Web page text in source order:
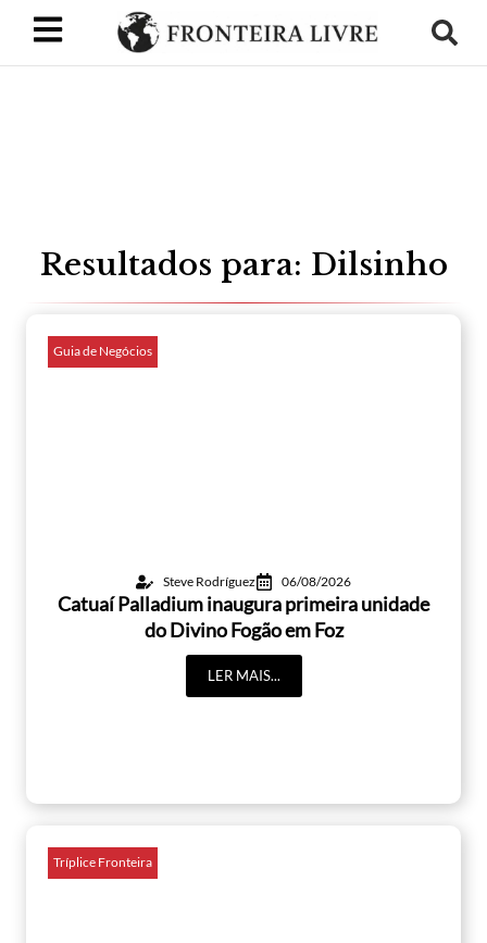
Resultados para: Dilsinho
Guia de Negócios
Steve Rodríguez 06/08/2026
Catuaí Palladium inaugura primeira unidade
do Divino Fogão em Foz
LER MAIS...
Tríplice Fronteira